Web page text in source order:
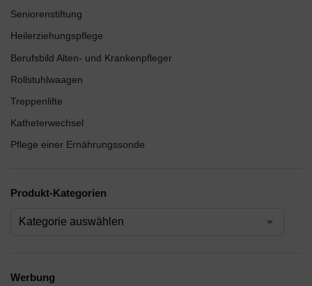
Seniorenstiftung
Heilerziehungspflege
Berufsbild Alten- und Krankenpfleger
Rollstuhlwaagen
Treppenlifte
Katheterwechsel
Pflege einer Ernährungssonde
Produkt-Kategorien
Werbung